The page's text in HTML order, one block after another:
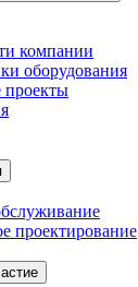
компании
оборудования
проектирование